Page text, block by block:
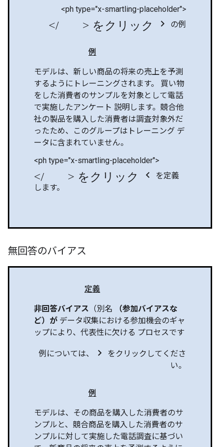
<ph type="x-smartling-placeholder">
</ph> をクリック chevron_right の例
例
モデルは、新しい商品の将来の売上を予測
するようにトレーニングされます。 買い物
をした消費者のサンプルを対象として電話
で実施したアンケート 説明します。競合他
社の製品を購入した消費者は調査対象外だ
ったため、このグループはトレーニング デ
ータに含まれていません。
<ph type="x-smartling-placeholder">
</ph> をクリック chevron_left
を定義
します。
無回答のバイアス
定義
非回答バイアス （別名
（参加バイアスな
ど）が データ収集における参加機会のギャ
ップにより、代表性に欠ける プロセスです
例については、 chevron_right
をクリックしてくださ
い。
例
モデルは、その商品を購入した消費者のサ
ンプルと、競合商品を購入した消費者のサ
ンプルに対して実施した電話調査に基づい